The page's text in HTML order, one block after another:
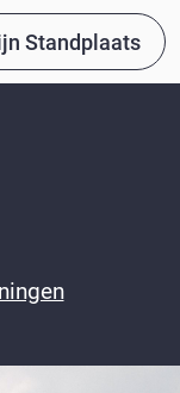
Standplaats